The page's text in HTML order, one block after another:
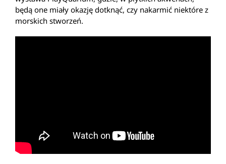
będą one miały okazję dotknąć, czy nakarmić niektóre z
morskich stworzeń.